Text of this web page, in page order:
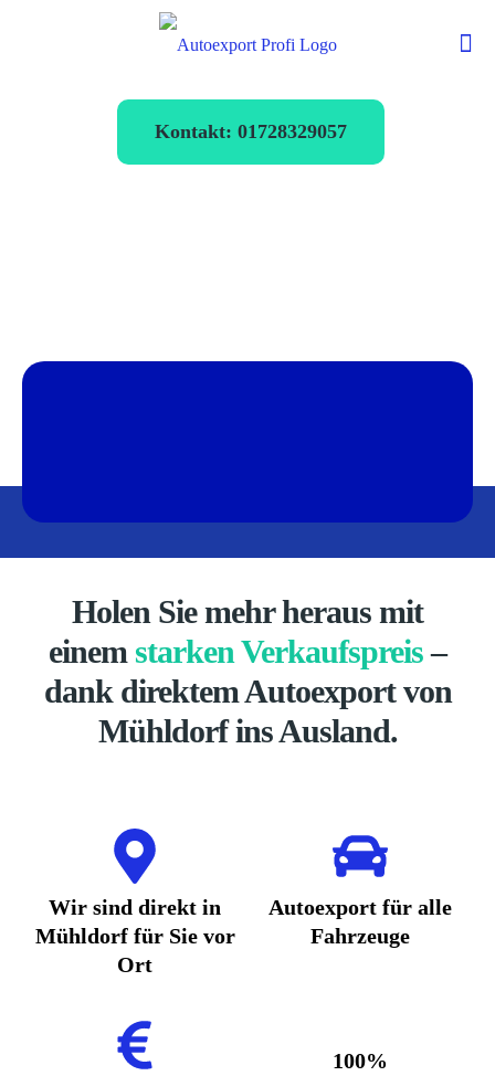
Kontakt: 01728329057
Holen Sie mehr heraus mit
einem starken Verkaufspreis–
dank direktem Autoexport von
Mühldorf ins Ausland.
Wir sind direkt in
Mühldorf für Sie vor
Ort
Autoexport für alle
Fahrzeuge
100%